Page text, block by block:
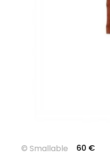
© Smallable 60 €